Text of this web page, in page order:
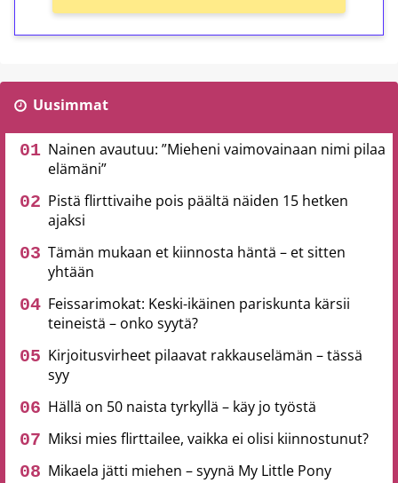
Uusimmat
Nainen avautuu: ”Mieheni vaimovainaan nimi pilaa
elämäni”
Pistä flirttivaihe pois päältä näiden 15 hetken
ajaksi
Tämän mukaan et kiinnosta häntä – et sitten
yhtään
Feissarimokat: Keski-ikäinen pariskunta kärsii
teineistä – onko syytä?
Kirjoitusvirheet pilaavat rakkauselämän – tässä
syy
Hällä on 50 naista tyrkyllä – käy jo työstä
Miksi mies flirttailee, vaikka ei olisi kiinnostunut?
Mikaela jätti miehen – syynä My Little Pony